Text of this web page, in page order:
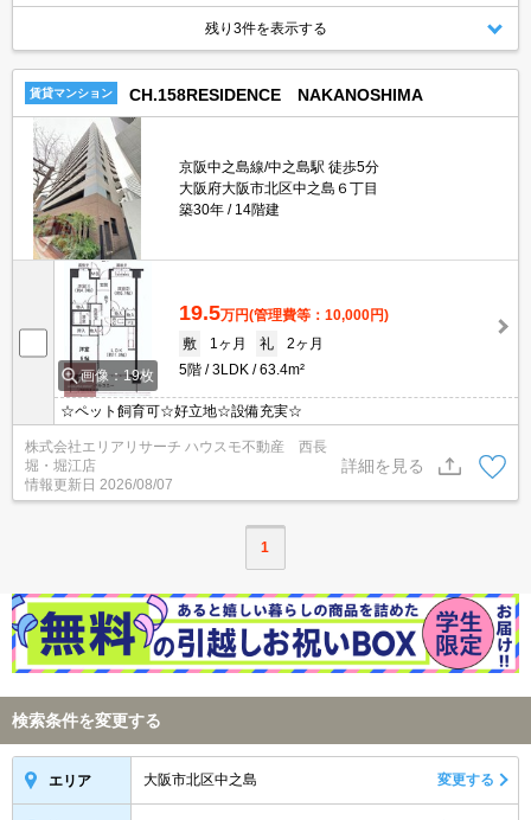
残り3件を表示する
賃貸マンション CH.158RESIDENCE NAKANOSHIMA
京阪中之島線/中之島駅 徒歩5分
大阪府大阪市北区中之島６丁目
築30年
14階建
画像：19枚
19.5万円(管理費等：10,000円)
敷
1ヶ月 礼
2ヶ月
5階
3LDK 63.4m²
☆ペット飼育可☆好立地☆設備充実☆
株式会社エリアリサーチ ハウスモ不動産 西長
堀・堀江店
情報更新日 2026/08/07
詳細を見る
1
検索条件を変更する
エリア 大阪市北区中之島 変更する